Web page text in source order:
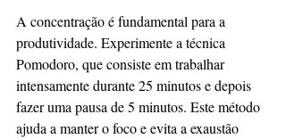
A concentração é fundamental para a
produtividade. Experimente a técnica
Pomodoro, que consiste em trabalhar
intensamente durante 25 minutos e depois
fazer uma pausa de 5 minutos. Este método
ajuda a manter o foco e evita a exaustão